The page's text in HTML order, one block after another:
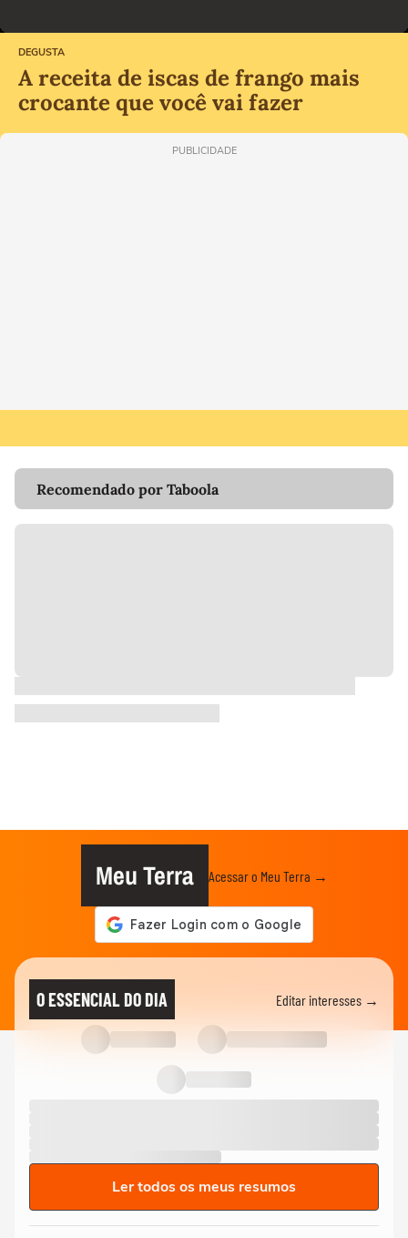
DEGUSTA
A receita de iscas de frango mais
crocante que você vai fazer
PUBLICIDADE
Recomendado por Taboola
Meu Terra Acessar o Meu Terra →
O ESSENCIAL DO DIA Editar interesses →
Ler todos os meus resumos